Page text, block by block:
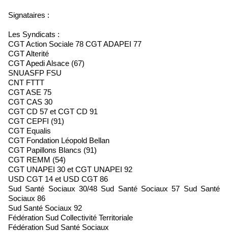
Signataires :
Les Syndicats :
CGT Action Sociale 78 CGT ADAPEI 77
CGT Alterité
CGT Apedi Alsace (67)
SNUASFP FSU
CNT FTTT
CGT ASE 75
CGT CAS 30
CGT CD 57 et CGT CD 91
CGT CEPFI (91)
CGT Equalis
CGT Fondation Léopold Bellan
CGT Papillons Blancs (91)
CGT REMM (54)
CGT UNAPEI 30 et CGT UNAPEI 92
USD CGT 14 et USD CGT 86
Sud Santé Sociaux 30/48 Sud Santé Sociaux 57 Sud Santé
Sociaux 86
Sud Santé Sociaux 92
Fédération Sud Collectivité Territoriale
Fédération Sud Santé Sociaux